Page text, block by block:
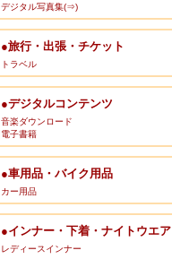
デジタル写真集(⇒)
●旅行・出張・チケット
トラベル
●デジタルコンテンツ
音楽ダウンロード
電子書籍
●車用品・バイク用品
カー用品
●インナー・下着・ナイトウエア
レディースインナー